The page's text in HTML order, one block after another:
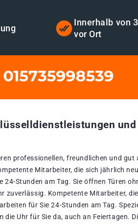
Innerhalb von
vor Ort
professionellen, freundlichen und gut
Mitarbeiter, die sich jährlich
24-Stunden am Tag. Sie öffnen Türen
zuverlässig. Kompetente Mitarbeiter,
für Sie 24-Stunden am Tag.
die Uhr für Sie da, auch an Feiertagen.